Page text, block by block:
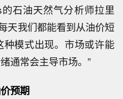
石油天然气分析师拉里
天我们都能看到从油价短
模式出现。市场或许能
通常会主导市场。”
预期